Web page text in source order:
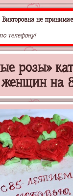
не
телефону!
розы»
на